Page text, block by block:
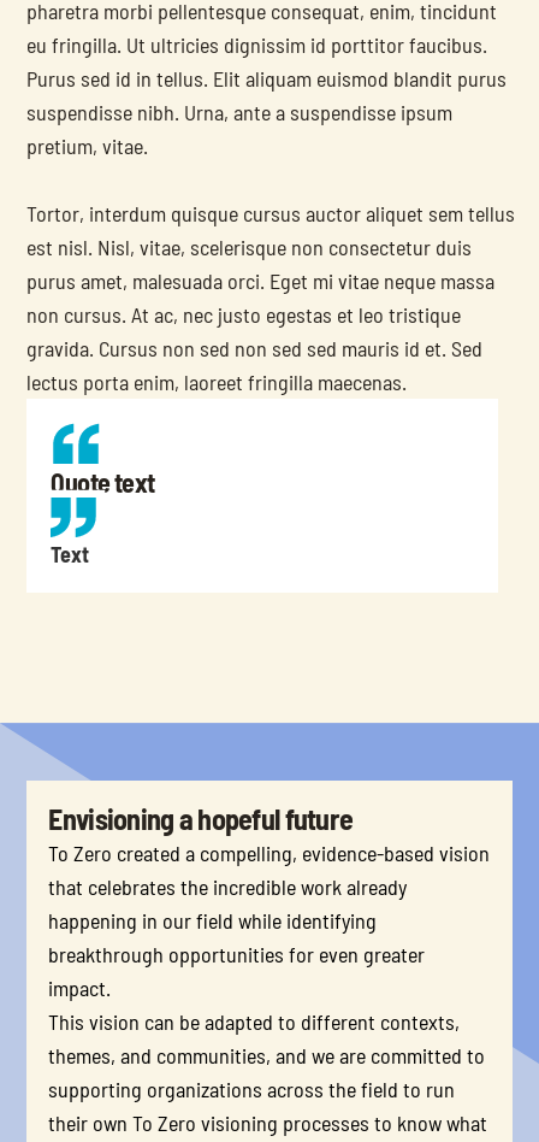
Quote text
Text
pharetra morbi pellentesque consequat, enim, tincidunt
eu fringilla. Ut ultricies dignissim id porttitor faucibus.
Purus sed id in tellus. Elit aliquam euismod blandit purus
suspendisse nibh. Urna, ante a suspendisse ipsum
pretium, vitae.
Tortor, interdum quisque cursus auctor aliquet sem tellus
est nisl. Nisl, vitae, scelerisque non consectetur duis
purus amet, malesuada orci. Eget mi vitae neque massa
non cursus. At ac, nec justo egestas et leo tristique
gravida. Cursus non sed non sed sed mauris id et. Sed
lectus porta enim, laoreet fringilla maecenas.
Envisioning a hopeful future
To Zero created a compelling, evidence-based vision
that celebrates the incredible work already
happening in our field while identifying
breakthrough opportunities for even greater
impact.
This vision can be adapted to different contexts,
themes, and communities, and we are committed to
supporting organizations across the field to run
their own To Zero visioning processes to know what